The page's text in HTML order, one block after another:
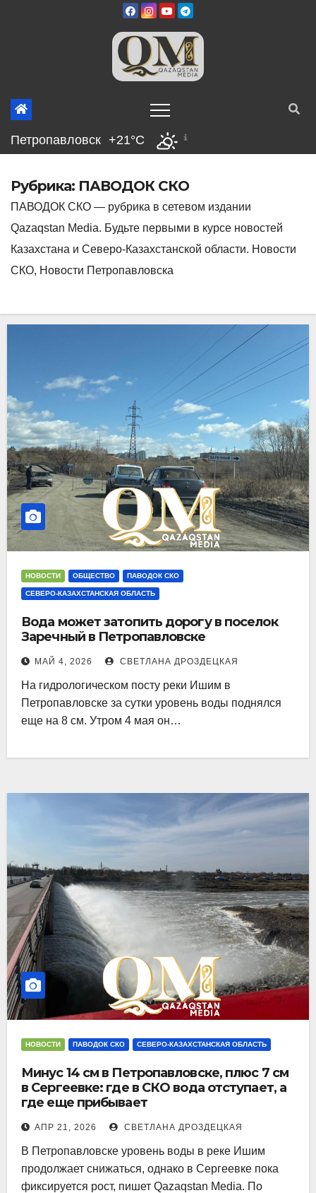
Петропавловск +21°C
Рубрика: ПАВОДОК СКО
ПАВОДОК СКО — рубрика в сетевом издании
Qazaqstan Media. Будьте первыми в курсе новостей
Казахстана и Северо-Казахстанской области. Новости
СКО, Новости Петропавловска
НОВОСТИ ОБЩЕСТВО ПАВОДОК СКО
СЕВЕРО-КАЗАХСТАНСКАЯ ОБЛАСТЬ
Вода может затопить дорогу в поселок
Заречный в Петропавловске
МАЙ 4, 2026 СВЕТЛАНА ДРОЗДЕЦКАЯ
На гидрологическом посту реки Ишим в
Петропавловске за сутки уровень воды поднялся
еще на 8 см. Утром 4 мая он…
НОВОСТИ ПАВОДОК СКО СЕВЕРО-КАЗАХСТАНСКАЯ ОБЛАСТЬ
Минус 14 см в Петропавловске, плюс 7 см
в Сергеевке: где в СКО вода отступает, а
где еще прибывает
АПР 21, 2026 СВЕТЛАНА ДРОЗДЕЦКАЯ
В Петропавловске уровень воды в реке Ишим
продолжает снижаться, однако в Сергеевке пока
фиксируется рост, пишет Qazaqstan Media. По